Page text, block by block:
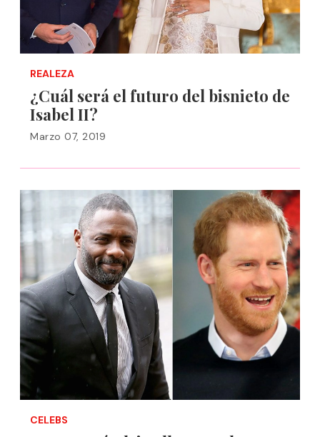
REALEZA
¿Cuál será el futuro del bisnieto de
Isabel II?
Marzo 07, 2019
CELEBS